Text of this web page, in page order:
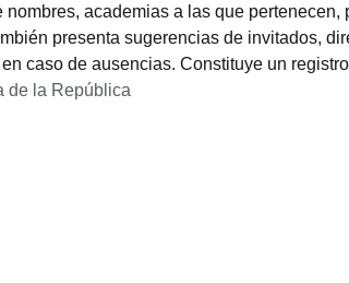
nombres, academias a las que
presenta sugerencias de invitados,
caso de ausencias. Constituye un registro
de la República